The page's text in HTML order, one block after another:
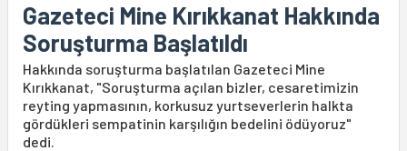
Gazeteci Mine Kırıkkanat Hakkında
Soruşturma Başlatıldı
Hakkında soruşturma başlatılan Gazeteci Mine
Kırıkkanat, "Soruşturma açılan bizler, cesaretimizin
reyting yapmasının, korkusuz yurtseverlerin halkta
gördükleri sempatinin karşılığın bedelini ödüyoruz"
dedi.